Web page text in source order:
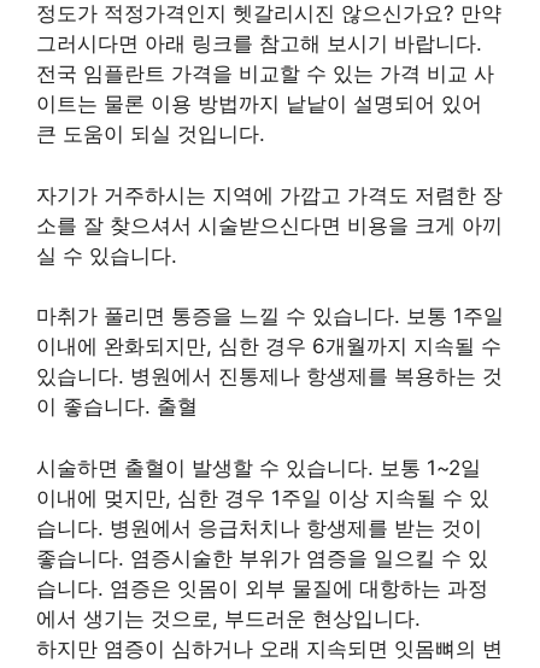
정도가 적정가격인지 헷갈리시진 않으신가요? 만약
그러시다면 아래 링크를 참고해 보시기 바랍니다.
전국 임플란트 가격을 비교할 수 있는 가격 비교 사
이트는 물론 이용 방법까지 낱낱이 설명되어 있어
큰 도움이 되실 것입니다.
자기가 거주하시는 지역에 가깝고 가격도 저렴한 장
소를 잘 찾으셔서 시술받으신다면 비용을 크게 아끼
실 수 있습니다.
마취가 풀리면 통증을 느낄 수 있습니다. 보통 1주일
이내에 완화되지만, 심한 경우 6개월까지 지속될 수
있습니다. 병원에서 진통제나 항생제를 복용하는 것
이 좋습니다. 출혈
시술하면 출혈이 발생할 수 있습니다. 보통 1~2일
이내에 멎지만, 심한 경우 1주일 이상 지속될 수 있
습니다. 병원에서 응급처치나 항생제를 받는 것이
좋습니다. 염증시술한 부위가 염증을 일으킬 수 있
습니다. 염증은 잇몸이 외부 물질에 대항하는 과정
에서 생기는 것으로, 부드러운 현상입니다.
하지만 염증이 심하거나 오래 지속되면 잇몸뼈의 변